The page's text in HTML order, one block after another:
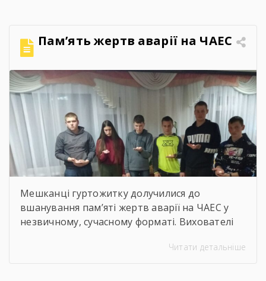
здорових умов праці». Сучасна концепція
безпеки праці давно вийшла за межі […]
Пам’ять жертв аварії на ЧАЕС
Мешканці гуртожитку долучилися до
вшанування пам’яті жертв аварії на ЧАЕС у
незвичному, сучасному форматі. Вихователі
організували та провели для студентівЧитати детальніше